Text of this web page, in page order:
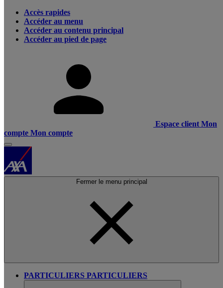
Accès rapides
Accéder au menu
Accéder au contenu principal
Accéder au pied de page
Espace client Mon
compte Mon compte
Fermer le menu principal
PARTICULIERS PARTICULIERS